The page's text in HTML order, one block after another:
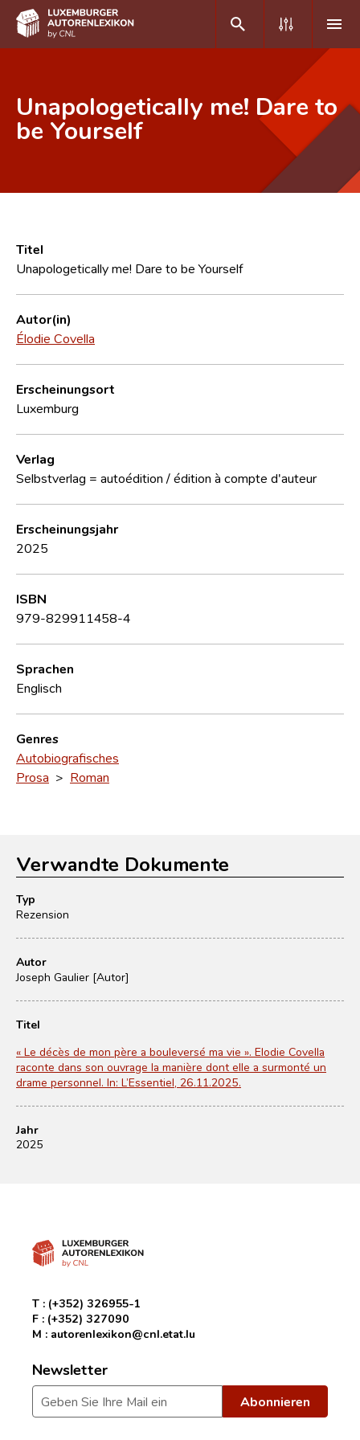
DE FR
Häufige Fragen und Antworten
CNL
Forschungsgruppe
Kontakt
Unapologetically me! Dare to
be Yourself
Titel
Unapologetically me! Dare to be Yourself
Autor(in)
Élodie Covella
Erscheinungsort
Luxemburg
Verlag
Selbstverlag = autoédition / édition à compte d'auteur
Erscheinungsjahr
2025
ISBN
979-829911458-4
Sprachen
Englisch
Genres
Autobiografisches
Prosa > Roman
Verwandte Dokumente
Typ
Rezension
Autor
Joseph Gaulier [Autor]
Titel
« Le décès de mon père a bouleversé ma vie ». Elodie Covella
raconte dans son ouvrage la manière dont elle a surmonté un
drame personnel. In: L’Essentiel, 26.11.2025.
Jahr
2025
T : (+352) 326955-1
F : (+352) 327090
M : autorenlexikon@cnl.etat.lu
Newsletter